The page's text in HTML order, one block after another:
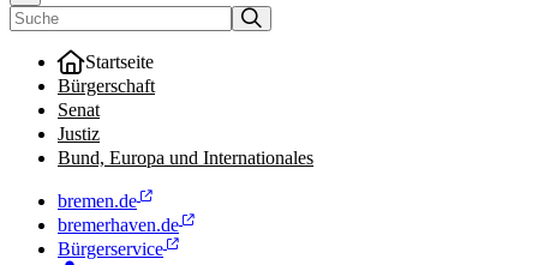
Startseite
Bürgerschaft
Senat
Justiz
Bund, Europa und Internationales
bremen.de
bremerhaven.de
Bürgerservice